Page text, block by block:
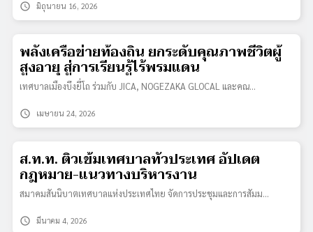
schedule มิถุนายน 16, 2026
พลังเครือข่ายท้องถิ่น ยกระดับคุณภาพชีวิตผู้
สูงอายุ สู่การเรียนรู้ไร้พรมแดน
เทศบาลเมืองบึงยี่โถ ร่วมกับ JICA, NOGEZAKA GLOCAL และคณ…
schedule เมษายน 24, 2026
ส.ท.ท. ติวเข้มเทศบาลทั่วประเทศ อัปเดต
กฎหมาย-แนวทางบริหารงาน
สมาคมสันนิบาตเทศบาลแห่งประเทศไทย จัดการประชุมและการสัมม…
schedule มีนาคม 4, 2026